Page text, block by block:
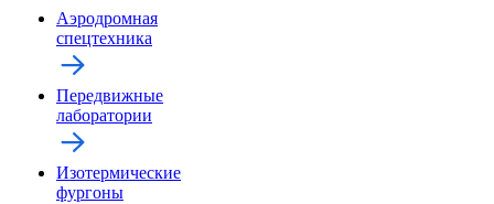
Аэродромная
спецтехника
Передвижные
лаборатории
Изотермические
фургоны